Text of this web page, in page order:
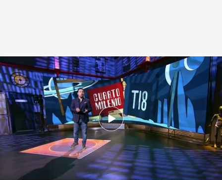
La increíble historia de los niños de la selva de Colombia, el domingo a las
21.30 horas en 'Cuarto milenio'
Cuarto Milenio
05 JUL 2023 - 18:21h.
Iker Jiménez repasará casos muy
sorprendentes y similares al de los niños de la
selva de Colombia